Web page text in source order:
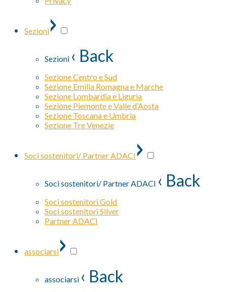
Sezioni›
Sezioni ‹ Back
Sezione Centro e Sud
Sezione Emilia Romagna e Marche
Sezione Lombardia e Liguria
Sezione Piemonte e Valle d’Aosta
Sezione Toscana e Umbria
Sezione Tre Venezie
Soci sostenitori/ Partner ADACI ›
Soci sostenitori/ Partner ADACI ‹ Back
Soci sostenitori Gold
Soci sostenitori Silver
Partner ADACI
associarsi›
associarsi ‹ Back